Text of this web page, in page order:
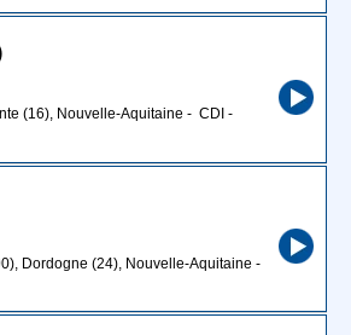
(16), Nouvelle-Aquitaine - CDI -
Dordogne (24), Nouvelle-Aquitaine -